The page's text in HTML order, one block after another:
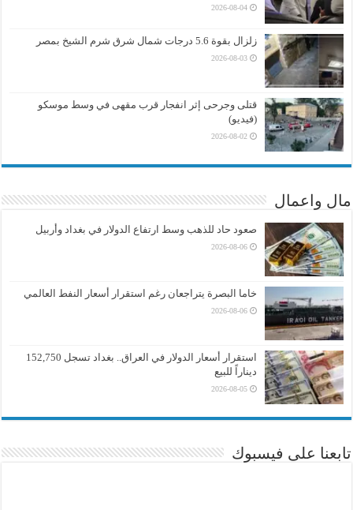
2026-08-04
زلزال بقوة 5.6 درجات شمال شرق شرم الشيخ بمصر
2026-08-03
قتلى وجرحى إثر انفجار قرب مقهى في وسط موسكو
(فيديو)
2026-08-02
مال واعمال
صعود حاد للذهب وسط ارتفاع الدولار في بغداد وأربيل
2026-08-06
خاما البصرة يتراجعان رغم استقرار أسعار النفط العالمي
2026-08-06
استقرار أسعار الدولار في العراق.. بغداد تسجل 152,750
ديناراً للبيع
2026-08-05
تابعنا على فيسبوك